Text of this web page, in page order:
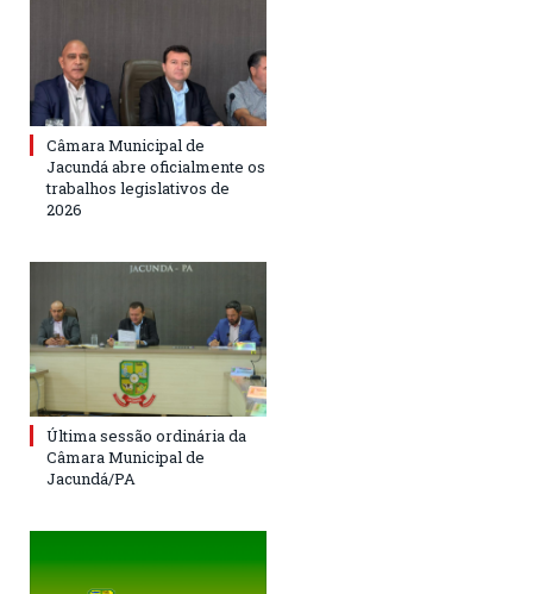
Câmara Municipal de
Jacundá abre oficialmente os
trabalhos legislativos de
2026
Última sessão ordinária da
Câmara Municipal de
Jacundá/PA